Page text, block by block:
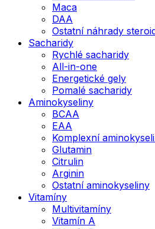
Maca
DAA
Ostatní náhrady
Sacharidy
Rychlé sacharidy
All-in-one
Energetické gely
Pomalé sacharidy
Aminokyseliny
BCAA
EAA
Komplexní
Glutamin
Citrulin
Arginin
Ostatní aminokyseliny
Vitamíny
Multivitamíny
Vitamín A